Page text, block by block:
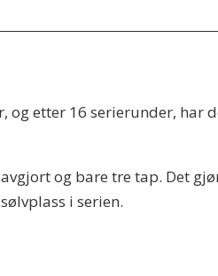
etter 16 serierunder, har
og bare tre tap. Det
i serien.